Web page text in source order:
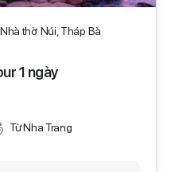
thờ Núi, Tháp Bà
1 ngày
Từ Nha Trang